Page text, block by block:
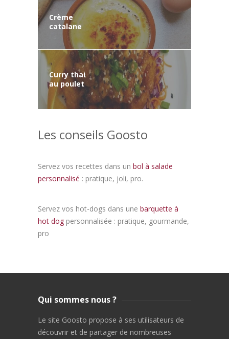
Crème
catalane
Curry thai
au poulet
Les conseils Goosto
Servez vos recettes dans un bol à salade
personnalisé : pratique, joli, pro.
Servez vos hot-dogs dans une barquette à
hot dog personnalisée : pratique, gourmande,
pro
Qui sommes nous ?
Le site Goosto propose à ses utilisateurs de
découvrir et de partager de nombreuses